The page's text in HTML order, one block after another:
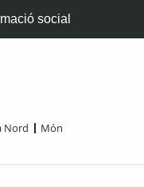
social
Nord Món